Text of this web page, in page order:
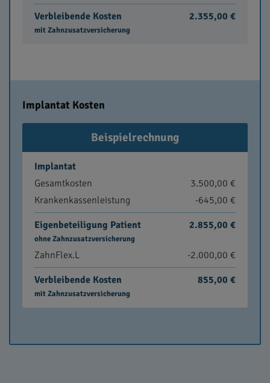
Verbleibende Kosten
mit Zahnzusatzversicherung
2.355,00 €
Implantat Kosten
Beispielrechnung
Implantat
Gesamtkosten
3.500,00 €
Krankenkassenleistung
-645,00 €
Eigenbeteiligung Patient
ohne Zahnzusatzversicherung
2.855,00 €
ZahnFlex.L -2.000,00 €
Verbleibende Kosten
mit Zahnzusatzversicherung
855,00 €